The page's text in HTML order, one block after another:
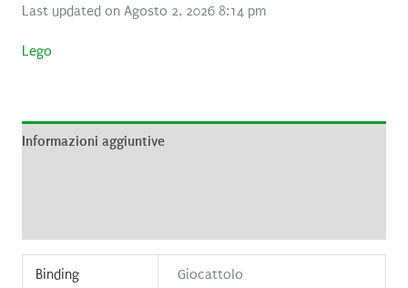
Last updated on Agosto 2, 2026 8:14 pm
Lego
Informazioni aggiuntive
Binding Giocattolo